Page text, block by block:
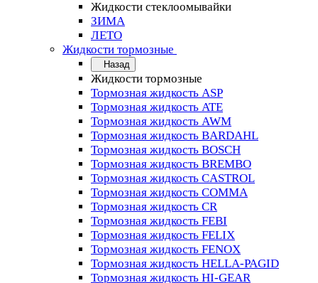
Жидкости стеклоомывайки
ЗИМА
ЛЕТО
Жидкости тормозные
Назад
Жидкости тормозные
Тормозная жидкость ASP
Тормозная жидкость ATE
Тормозная жидкость AWM
Тормозная жидкость BARDAHL
Тормозная жидкость BOSCH
Тормозная жидкость BREMBO
Тормозная жидкость CASTROL
Тормозная жидкость COMMA
Тормозная жидкость CR
Тормозная жидкость FEBI
Тормозная жидкость FELIX
Тормозная жидкость FENOX
Тормозная жидкость HELLA-PAGID
Тормозная жидкость HI-GEAR